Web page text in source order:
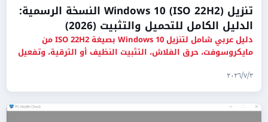
تنزيل Windows 10 (ISO 22H2) النسخة الرسمية:
الدليل الكامل للتحميل والتثبيت (2026)
دليل عربي شامل لتنزيل Windows 10 بصيغة ISO 22H2 من
مايكروسوفت، حرق الفلاش، التثبيت النظيف أو الترقية، وتفعيل
٣‏/٧‏/٢٠٢٦